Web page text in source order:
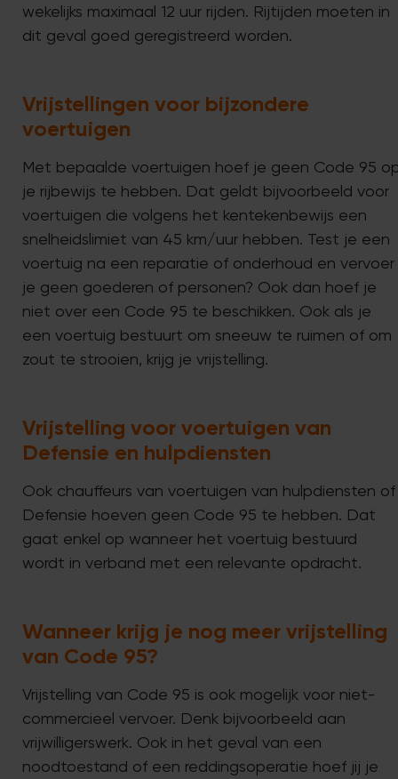
wekelijks maximaal 12 uur rijden. Rijtijden moeten in
dit geval goed geregistreerd worden.
Vrijstellingen voor bijzondere
voertuigen
Met bepaalde voertuigen hoef je geen Code 95
je rijbewijs te hebben. Dat geldt bijvoorbeeld voor
voertuigen die volgens het kentekenbewijs een
snelheidslimiet van 45 km/uur hebben. Test je een
voertuig na een reparatie of onderhoud en vervoer
je geen goederen of personen? Ook dan hoef je
niet over een Code 95 te beschikken. Ook als je
een voertuig bestuurt om sneeuw te ruimen of om
zout te strooien, krijg je vrijstelling.
Vrijstelling voor voertuigen van
Defensie en hulpdiensten
Ook chauffeurs van voertuigen van hulpdiensten of
Defensie hoeven geen Code 95 te hebben. Dat
gaat enkel op wanneer het voertuig bestuurd
wordt in verband met een relevante opdracht.
Wanneer krijg je nog meer vrijstelling
van Code 95?
Vrijstelling van Code 95 is ook mogelijk voor niet-
commercieel vervoer. Denk bijvoorbeeld aan
vrijwilligerswerk. Ook in het geval van een
noodtoestand of een reddingsoperatie hoef jij je